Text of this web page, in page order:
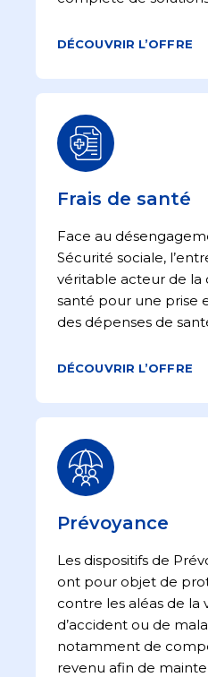
DÉCOUVRIR L’OFFRE
Frais de santé
Face au
Sécurité sociale,
véritable acteur de
santé pour une prise
des dépenses de
DÉCOUVRIR L’OFFRE
Prévoyance
Les dispositifs de
ont pour objet de
contre les aléas de la
d’accident ou de
notamment de
revenu afin de